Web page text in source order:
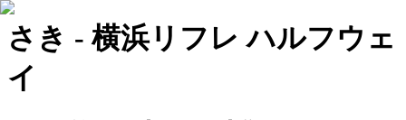
さき -横浜リフレ ハルフウェ
イ